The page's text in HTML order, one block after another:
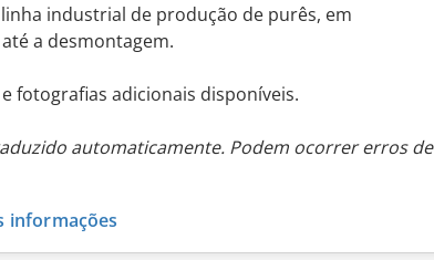
industrial de produção de purês, em
a desmontagem.
fotografias adicionais disponíveis.
automaticamente. Podem ocorrer erros de
informações